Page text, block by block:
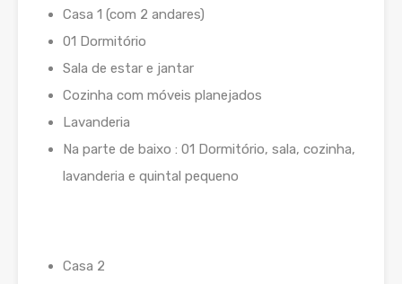
Casa 1 (com 2 andares)
01 Dormitório
Sala de estar e jantar
Cozinha com móveis planejados
Lavanderia
Na parte de baixo : 01 Dormitório, sala, cozinha,
lavanderia e quintal pequeno
Casa 2